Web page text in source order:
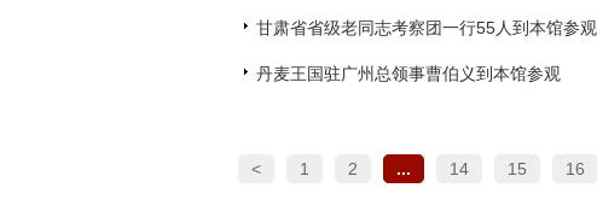
甘肃省省级老同志考察团一行55人到本馆参观
丹麦王国驻广州总领事曹伯义到本馆参观
< 1 2 ... 14 15 16